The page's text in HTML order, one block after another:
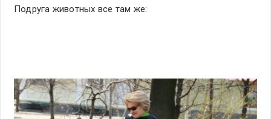
Подруга животных все там же: